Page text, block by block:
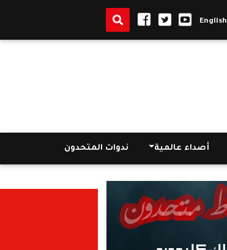
| التجديد لسيد السويركى صاحب محلات التوحيد والنور 45 يوما بتهمة English
أصداء عالمية ندوات المتحدون